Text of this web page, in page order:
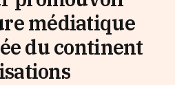
médiatique
du continent